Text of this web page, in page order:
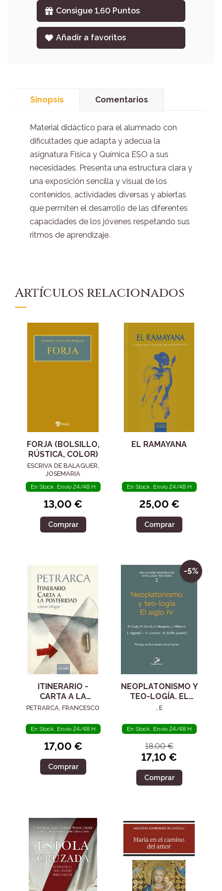
Consigue 1,60 Puntos
Añadir a favoritos
Sinopsis Comentarios
Material didáctico para el alumnado con
dificultades que adapta y adecua la
asignatura Física y Química ESO a sus
necesidades. Presenta una estructura clara y
una exposición sencilla y visual de los
contenidos, actividades diversas y abiertas
que permiten el desarrollo de las diferentes
capacidades de los jóvenes respetando sus
ritmos de aprendizaje.
Artículos relacionados
FORJA (BOLSILLO,
RÚSTICA, COLOR)
ESCRIVA DE BALAGUER,
JOSEMARIA
En Stock. Envío 24/48 H
13,00 €
Comprar
EL RAMAYANA
En Stock. Envío 24/48 H
25,00 €
Comprar
ITINERARIO -
CARTA A LA
POSTERIDAD
PETRARCA, FRANCESCO
En Stock. Envío 24/48 H
17,00 €
Comprar
-5%
NEOPLATONISMO Y
TEO-LOGÍA. EL
SIGLO IV
, E
En Stock. Envío 24/48 H
18,00 €
17,10 €
Comprar